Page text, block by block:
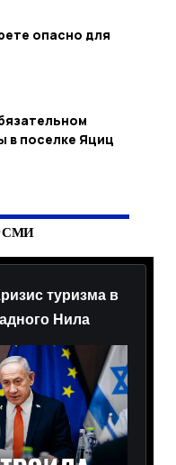
опасно для
в поселке Яциц
СМИ